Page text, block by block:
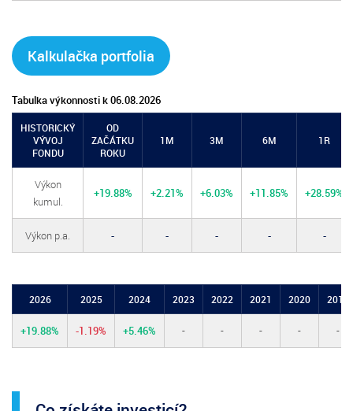
Kalkulačka portfolia
Tabulka výkonnosti k 06.08.2026
HISTORICKÝ
VÝVOJ
FONDU
OD
ZAČÁTKU
ROKU
1M 3M 6M 1R
Výkon
kumul.
+19.88% +2.21% +6.03% +11.85% +28.59%
Výkon p.a. - - - - -
2026 2025 2024 2023 2022 2021 2020 2019
+19.88% -1.19% +5.46% - - - - -